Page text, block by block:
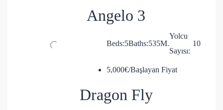
Angelo 3
Beds:5Baths:535M.
Yolcu
Sayısı:
10
5,000€/Başlayan Fiyat
Dragon Fly